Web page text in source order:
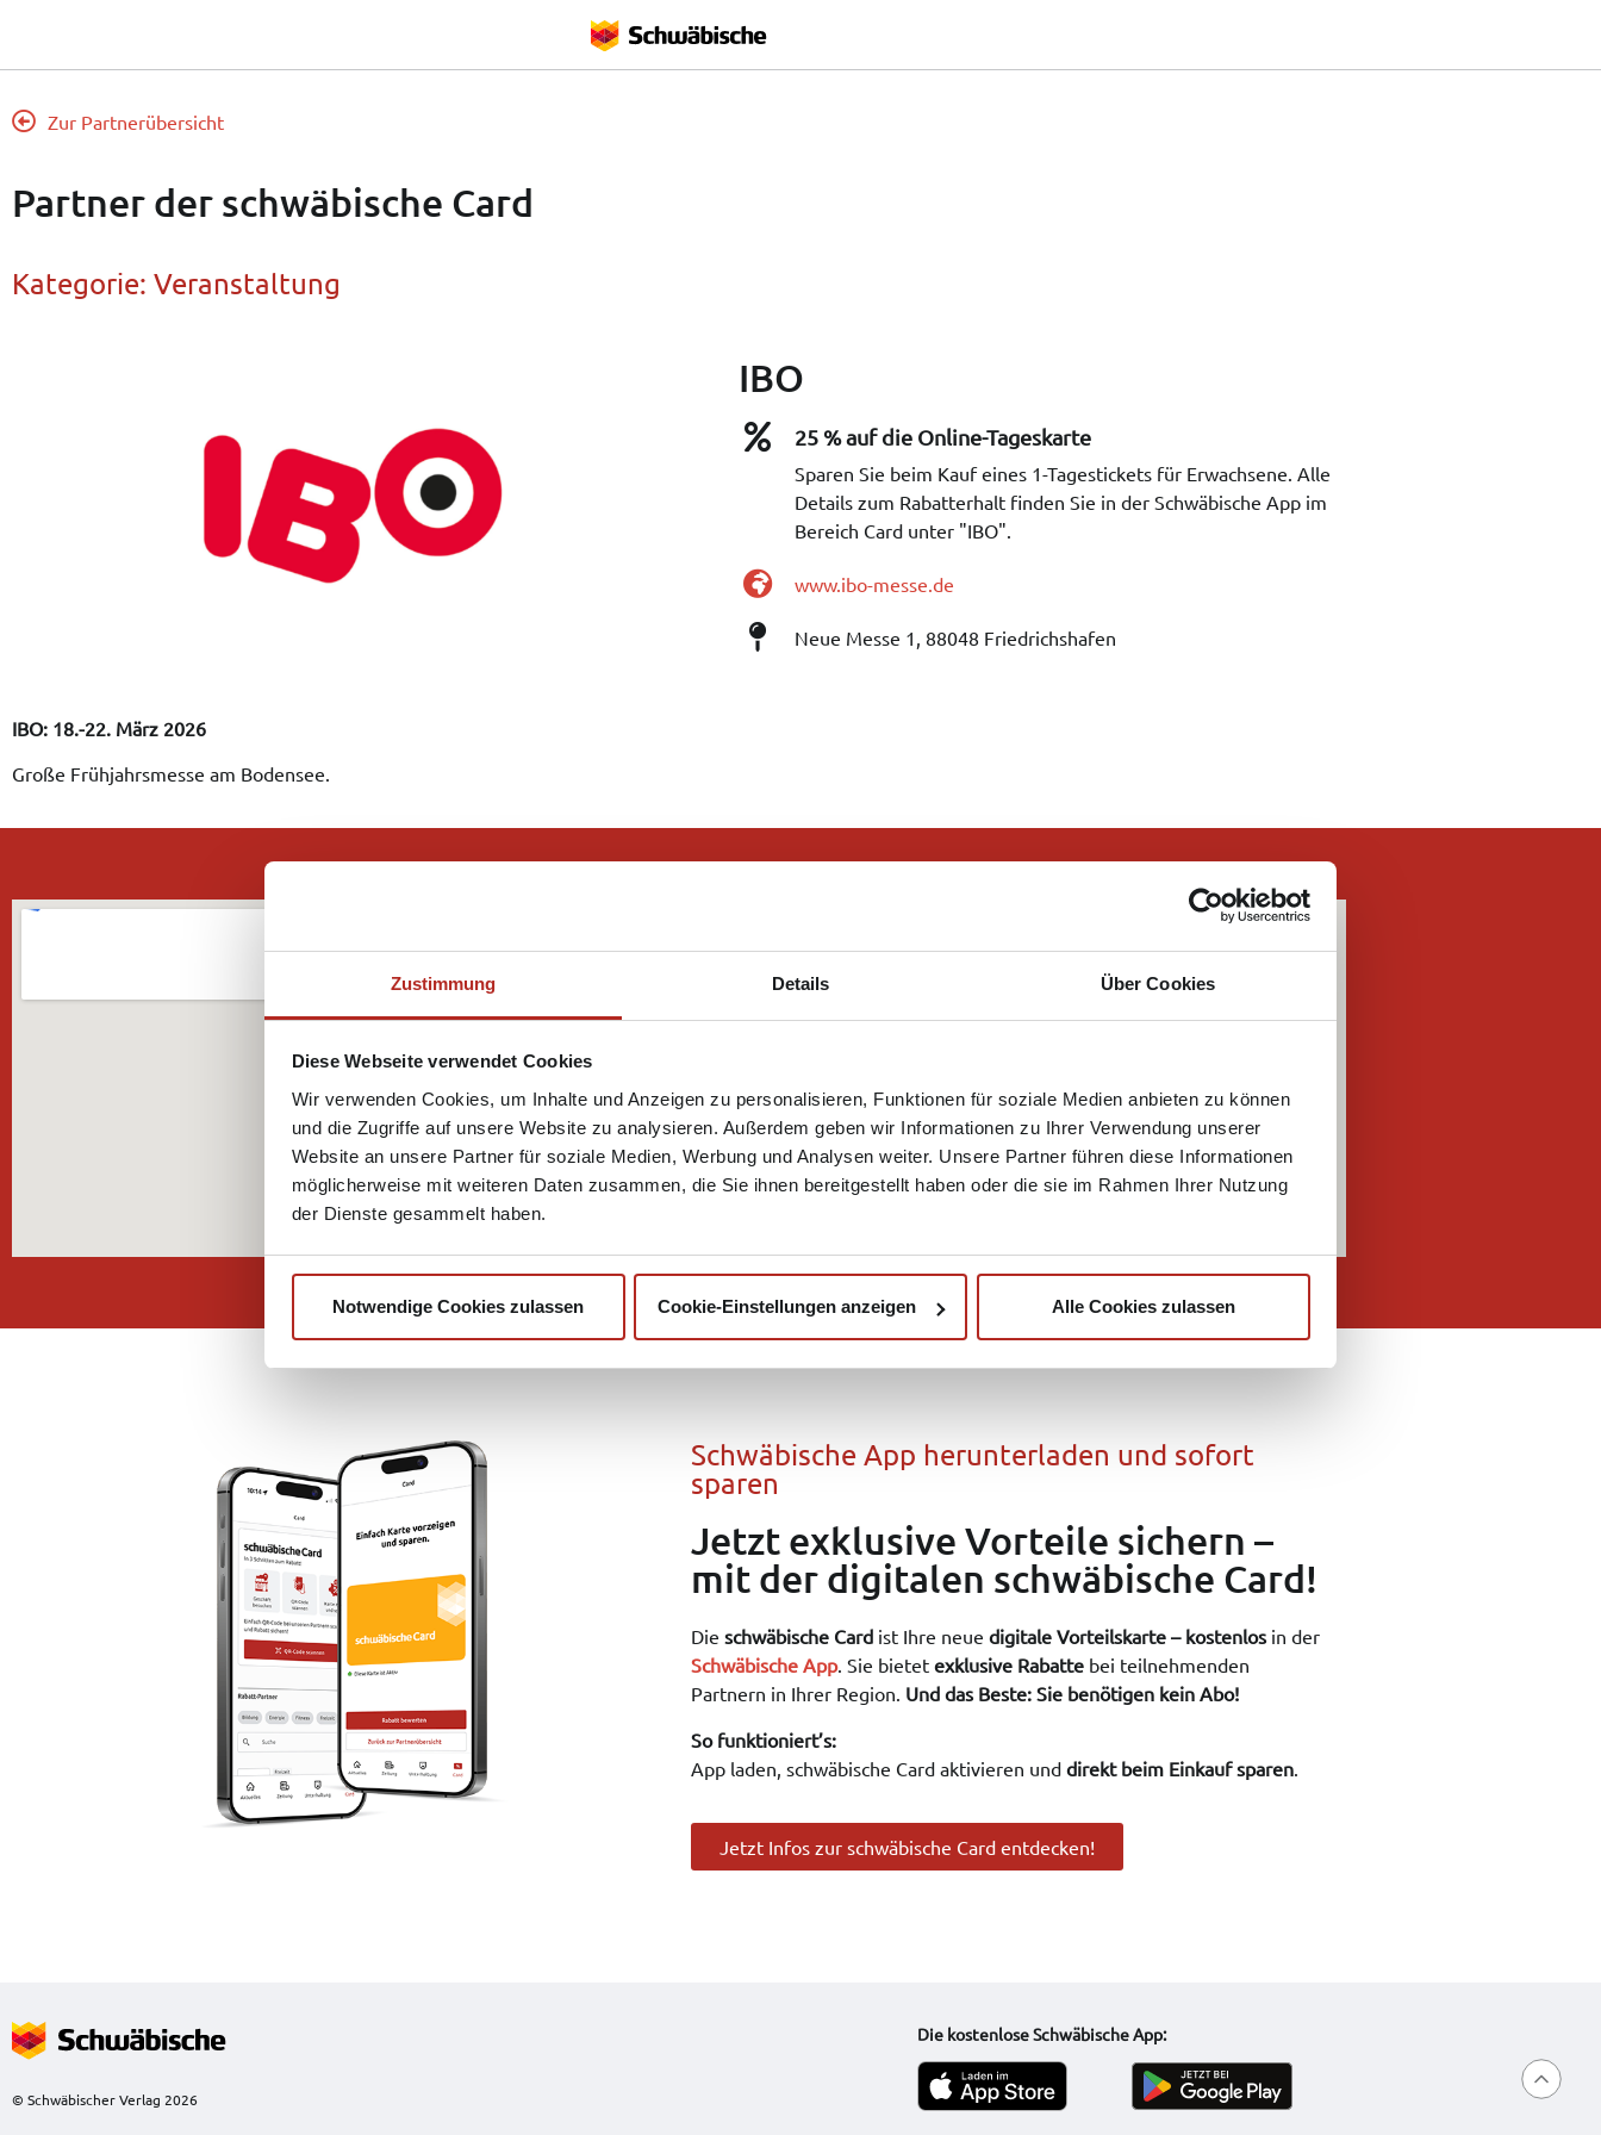
Zustimmung Details Über Cookies
Diese Webseite verwendet Cookies
Wir verwenden Cookies, um Inhalte und Anzeigen zu personalisieren, Funktionen für soziale Medien anbieten zu können
und die Zugriffe auf unsere Website zu analysieren. Außerdem geben wir Informationen zu Ihrer Verwendung unserer
Website an unsere Partner für soziale Medien, Werbung und Analysen weiter. Unsere Partner führen diese Informationen
möglicherweise mit weiteren Daten zusammen, die Sie ihnen bereitgestellt haben oder die sie im Rahmen Ihrer Nutzung
der Dienste gesammelt haben.
Notwendige Cookies zulassen Cookie-Einstellungen anzeigen Alle Cookies zulassen
Zur Partnerübersicht
Partner der schwäbische Card
Kategorie: Veranstaltung
IBO
25 % auf die Online-Tageskarte
Sparen Sie beim Kauf eines 1-Tagestickets für Erwachsene. Alle
Details zum Rabatterhalt finden Sie in der Schwäbische App im
Bereich Card unter "IBO".
www.ibo-messe.de
Neue Messe 1, 88048 Friedrichshafen
IBO: 18.-22. März 2026
Große Frühjahrsmesse am Bodensee.
Schwäbische App herunterladen und sofort
sparen
Jetzt exklusive Vorteile sichern –
mit der digitalen schwäbische Card!
Die schwäbische Card ist Ihre neue digitale Vorteilskarte – kostenlos in der
Schwäbische App. Sie bietet exklusive Rabatte bei teilnehmenden
Partnern in Ihrer Region. Und das Beste: Sie benötigen kein Abo!
So funktioniert’s:
App laden, schwäbische Card aktivieren und direkt beim Einkauf sparen
Jetzt Infos zur schwäbische Card entdecken!
© Schwäbischer Verlag 2026
Die kostenlose Schwäbische App: